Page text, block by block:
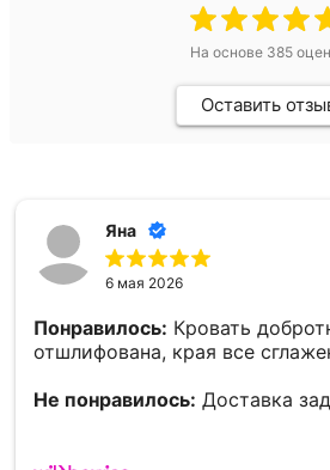
На основе 385
Оставить
Яна
6 мая 2026
Понравилось: Кровать
отшлифована, края все
Не понравилось: Доставка